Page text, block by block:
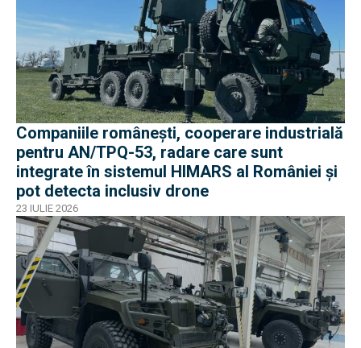
Companiile românești, cooperare industrială
pentru AN/TPQ-53, radare care sunt
integrate în sistemul HIMARS al României și
pot detecta inclusiv drone
23 IULIE 2026